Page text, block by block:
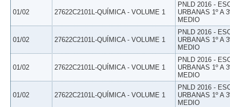
01/02 27622C2101L-QUÍMICA - VOLUME 1
PNLD 2016 -
URBANAS 1º A
MEDIO
01/02 27622C2101L-QUÍMICA - VOLUME 1
PNLD 2016 -
URBANAS 1º A
MEDIO
01/02 27622C2101L-QUÍMICA - VOLUME 1
PNLD 2016 -
URBANAS 1º A
MEDIO
01/02 27622C2101L-QUÍMICA - VOLUME 1
PNLD 2016 -
URBANAS 1º A
MEDIO